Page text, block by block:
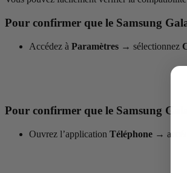
Pour confirmer que le Samsung
Accédez à Paramètres → sélectionnez
Pour confirmer que le Samsung
Ouvrez l’application Téléphone →